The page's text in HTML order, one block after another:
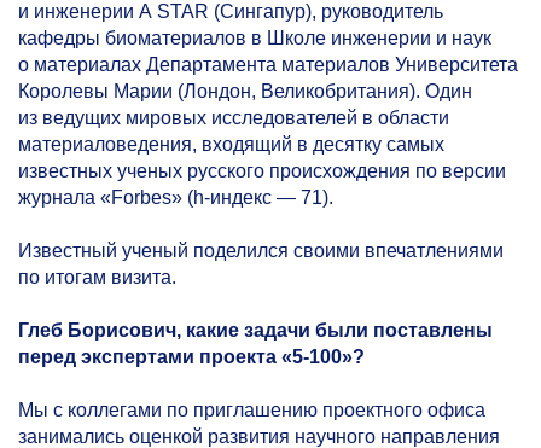
и инженерии A STAR (Сингапур), руководитель
кафедры биоматериалов в Школе инженерии и наук
о материалах Департамента материалов Университета
Королевы Марии (Лондон, Великобритания). Один
из ведущих мировых исследователей в области
материаловедения, входящий в десятку самых
известных ученых русского происхождения по версии
журнала «Forbes» (h-индекс — 71).
Известный ученый поделился своими впечатлениями
по итогам визита.
Глеб Борисович, какие задачи были поставлены
перед экспертами проекта «5-100»?
Мы с коллегами по приглашению проектного офиса
занимались оценкой развития научного направления